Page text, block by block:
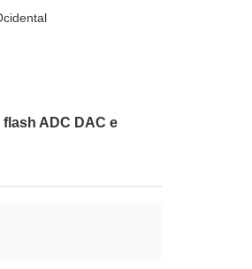
ADC DAC e